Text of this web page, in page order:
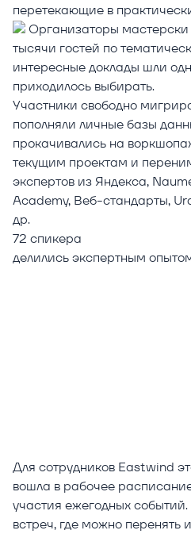
перетекающие в
Организаторы
тысячи гостей по
интересные доклады шли
приходилось выбирать.
Участники свободно
пополняли личные базы
прокачивались на
текущим проектам и
экспертов из Яндекса,
Academy, Веб-стандарты,
др.
72 спикера
делились экспертным
Для сотрудников Eastwind
вошла в рабочее
участия ежегодных
встреч, где можно перенять